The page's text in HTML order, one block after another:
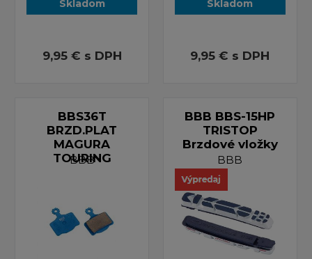
Skladom
9,95 € s DPH
Skladom
9,95 € s DPH
BBS36T
BRZD.PLAT
MAGURA
TOURING
BBB
BBB BBS-15HP
TRISTOP
Brzdové vložky
BBB